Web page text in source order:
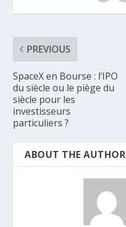
PREVIOUS
SpaceX en Bourse : l’IPO
du siècle ou le piège du
siècle pour les
investisseurs
particuliers ?
ABOUT THE AUTHOR